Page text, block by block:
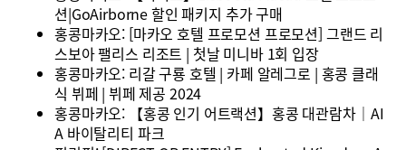
션|GoAirborne 할인 패키지 추가 구매
홍콩마카오: [마카오 호텔 프로모션 프로모션] 그랜드 리
스보아 팰리스 리조트 | 첫날 미니바 1회 입장
홍콩마카오: 리갈 구룡 호텔 | 카페 알레그로 | 홍콩 클래
식 뷔페 | 뷔페 제공 2024
홍콩마카오: 【홍콩 인기 어트랙션】홍콩 대관람차｜AI
A 바이탈리티 파크